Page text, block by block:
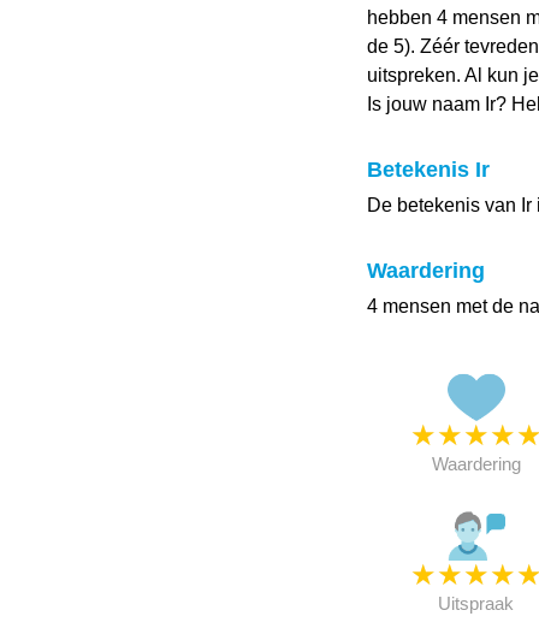
hebben 4 mensen
de 5). Zéér
uitspreken. Al kun
Is jouw naam Ir?
Betekenis Ir
De betekenis van Ir
Waardering
4 mensen met de
★★★★★
Waardering
★★★★★
Uitspraak